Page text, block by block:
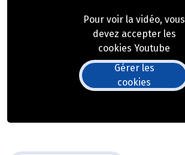
Pour voir la vidéo, vous
devez accepter les
cookies Youtube
Gérer les
cookies